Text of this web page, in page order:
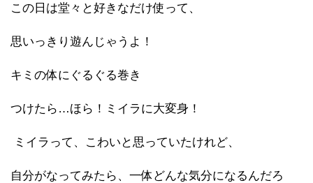
この日は堂々と好きなだけ使って、
思いっきり遊んじゃうよ！
キミの体にぐるぐる巻き
つけたら…ほら！ミイラに大変身！
ミイラって、こわいと思っていたけれど、
自分がなってみたら、一体どんな気分になるんだろ